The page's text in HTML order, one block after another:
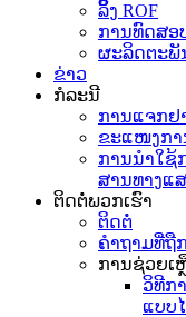
ລິ້ງ ROF
ການທົດສອ
ຜະລິດຕະພັ
ຂ່າວ
ກໍລະນີ
ການແຈກຢ
ຂະແໜງກາ
ການນຳໃຊ້
ສານທາງແ
ຕິດຕໍ່ພວກເຮົາ
ຕິດຕໍ່
ຄຳຖາມທີ່ຖື
ການຊ່ວຍເ
ວິທີກ
ແບບ